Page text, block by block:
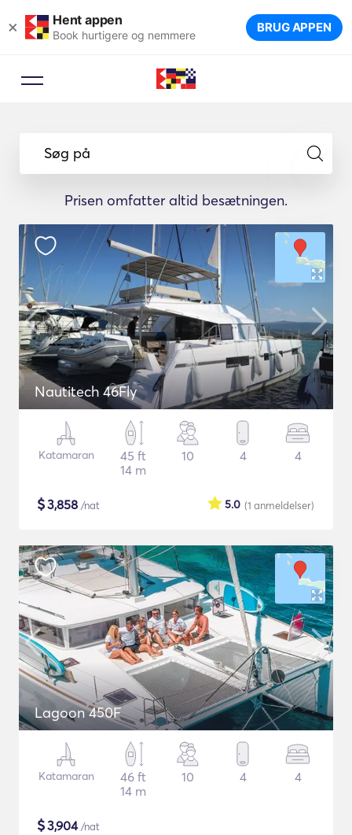
× Hent appen
Book hurtigere og nemmere BRUG APPEN
Søg på
Prisen omfatter altid besætningen.
Nautitech 46Fly
Katamaran
45 ft
14 m
10 4 4
$3,858 /nat (1 anmeldelser)
5.0
Lagoon 450F
Katamaran
46 ft
14 m
10 4 4
$3,904/nat
Lad en rejseekspert foreslå de
ideelle lystbåde til din rejse.